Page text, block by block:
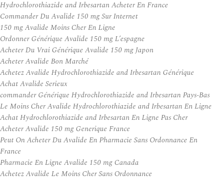
Hydrochlorothiazide and Irbesartan Acheter En France
Commander Du Avalide 150 mg Sur Internet
150 mg Avalide Moins Cher En Ligne
Ordonner Générique Avalide 150 mg L’espagne
Acheter Du Vrai Générique Avalide 150 mg Japon
Acheter Avalide Bon Marché
Achetez Avalide Hydrochlorothiazide and Irbesartan Générique
Achat Avalide Serieux
commander Générique Hydrochlorothiazide and Irbesartan Pays-Bas
Le Moins Cher Avalide Hydrochlorothiazide and Irbesartan En Ligne
Achat Hydrochlorothiazide and Irbesartan En Ligne Pas Cher
Acheter Avalide 150 mg Generique France
Peut On Acheter Du Avalide En Pharmacie Sans Ordonnance En
France
Pharmacie En Ligne Avalide 150 mg Canada
Achetez Avalide Le Moins Cher Sans Ordonnance